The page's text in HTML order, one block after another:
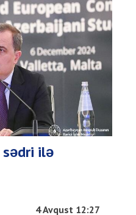
sədri ilə
4 Avqust 12:27